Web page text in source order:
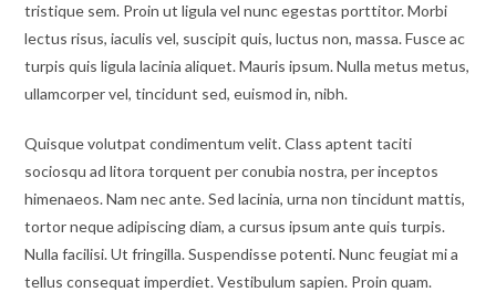
tristique sem. Proin ut ligula vel nunc egestas porttitor. Morbi
lectus risus, iaculis vel, suscipit quis, luctus non, massa. Fusce ac
turpis quis ligula lacinia aliquet. Mauris ipsum. Nulla metus metus,
ullamcorper vel, tincidunt sed, euismod in, nibh.
Quisque volutpat condimentum velit. Class aptent taciti
sociosqu ad litora torquent per conubia nostra, per inceptos
himenaeos. Nam nec ante. Sed lacinia, urna non tincidunt mattis,
tortor neque adipiscing diam, a cursus ipsum ante quis turpis.
Nulla facilisi. Ut fringilla. Suspendisse potenti. Nunc feugiat mi a
tellus consequat imperdiet. Vestibulum sapien. Proin quam.